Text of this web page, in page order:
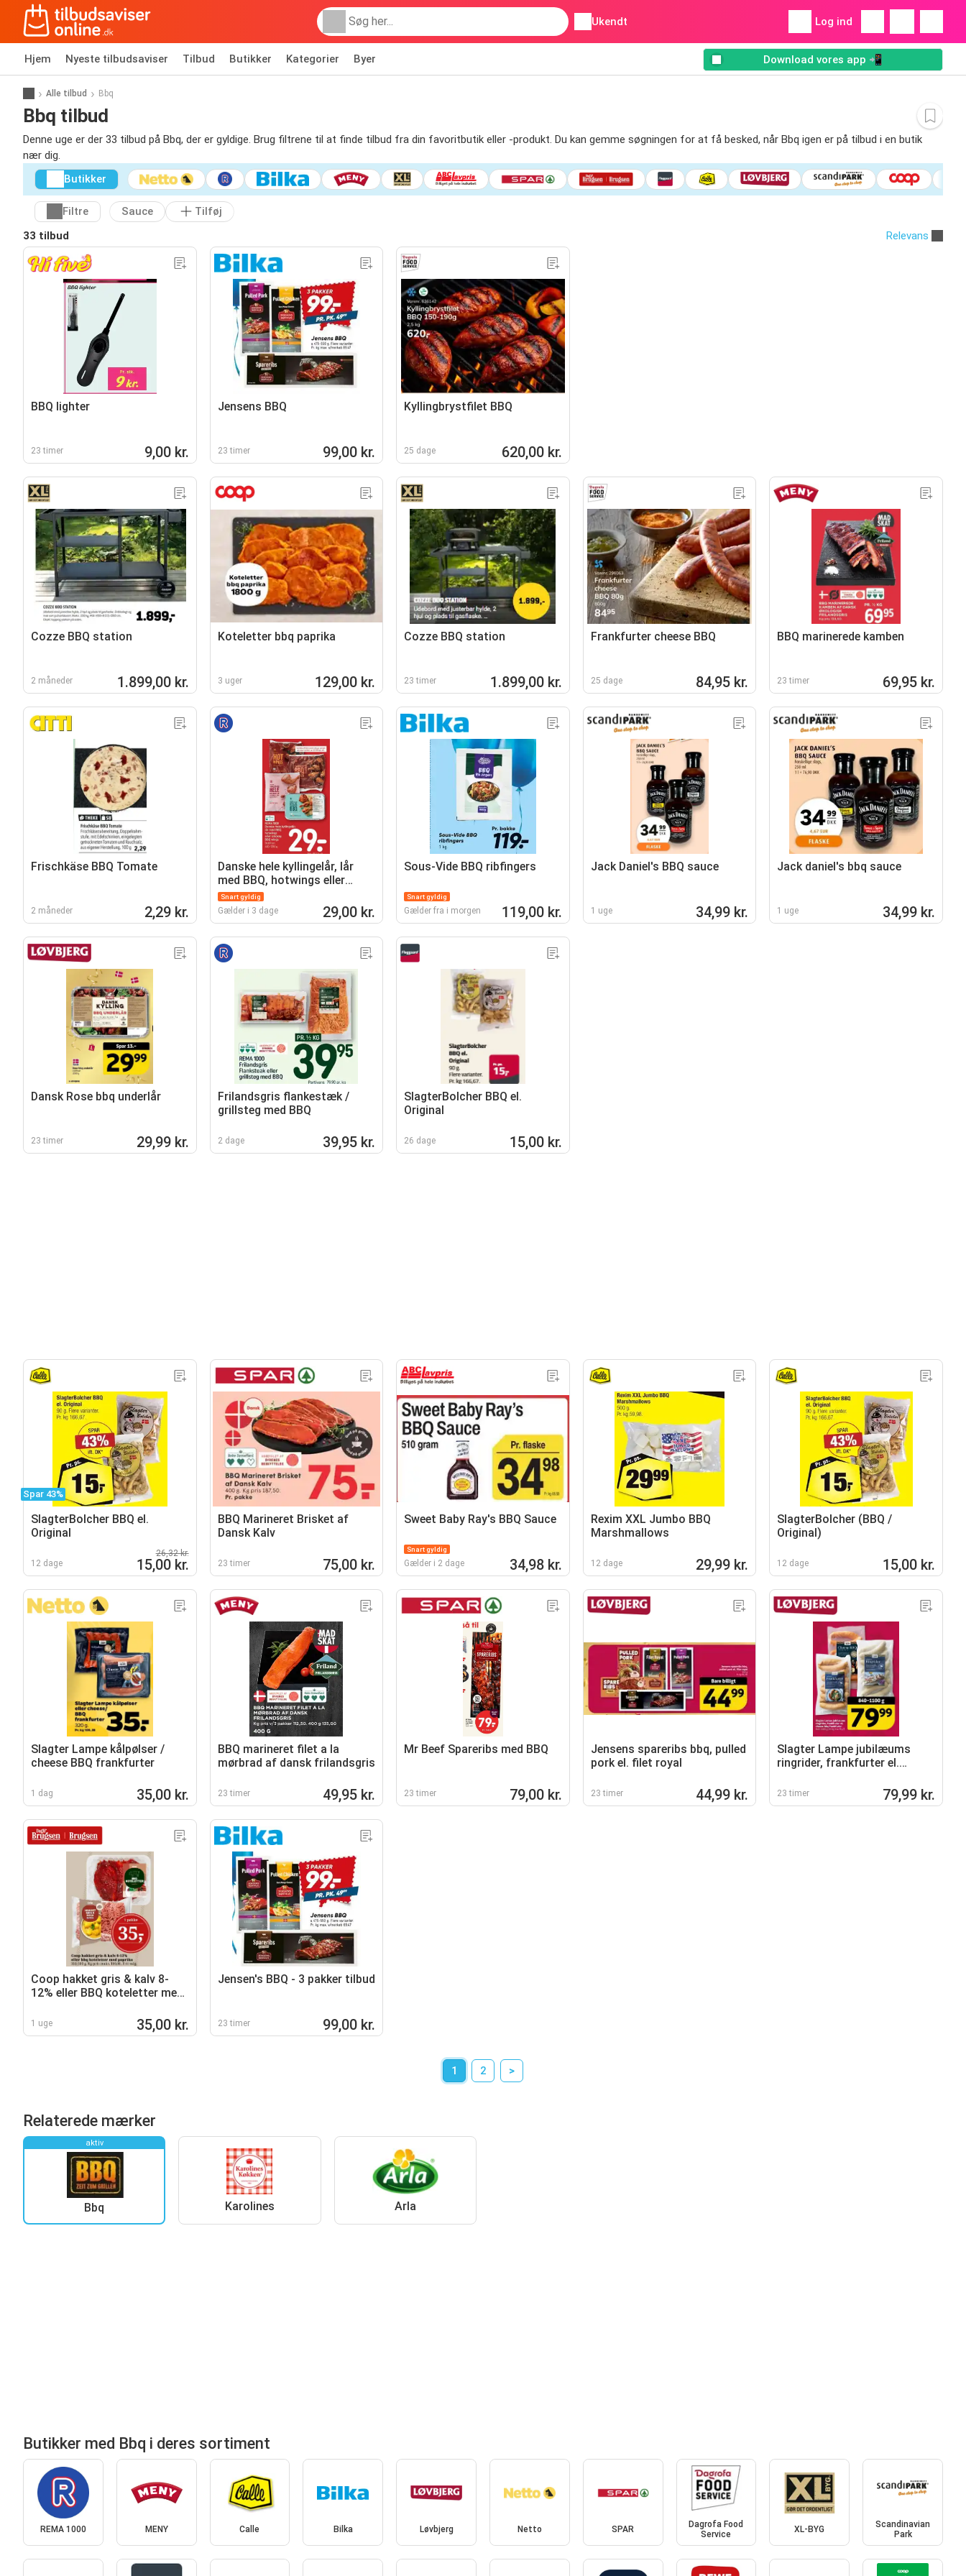
Ukendt Log ind
Hjem Nyeste tilbudsaviser Tilbud Butikker Kategorier Byer Download vores app 📲
Alle tilbud Bbq
Bbq tilbud
Denne uge er der 33 tilbud på Bbq, der er gyldige. Brug filtrene til at finde tilbud fra din favoritbutik eller -produkt. Du kan gemme søgningen for at få besked, når Bbq igen er på tilbud i en butik
nær dig.
Butikker
Filtre Sauce
Tilføj
33 tilbud
Relevans
BBQ lighter
23 timer 9,00 kr.
Jensens BBQ
23 timer 99,00 kr.
Kyllingbrystfilet BBQ
25 dage 620,00 kr.
Cozze BBQ station
2 måneder 1.899,00 kr.
Koteletter bbq paprika
3 uger 129,00 kr.
Cozze BBQ station
23 timer 1.899,00 kr.
Frankfurter cheese BBQ
25 dage 84,95 kr.
BBQ marinerede kamben
23 timer 69,95 kr.
Frischkäse BBQ Tomate
2 måneder 2,29 kr.
Danske hele kyllingelår, lår
med BBQ, hotwings eller
smokey BBQ wings
Snart gyldig
Gælder i 3 dage 29,00 kr.
Sous-Vide BBQ ribfingers
Snart gyldig
Gælder fra i morgen 119,00 kr.
Jack Daniel's BBQ sauce
1 uge 34,99 kr.
Jack daniel's bbq sauce
1 uge 34,99 kr.
Dansk Rose bbq underlår
23 timer 29,99 kr.
Frilandsgris flankestæk /
grillsteg med BBQ
2 dage 39,95 kr.
SlagterBolcher BBQ el.
Original
26 dage 15,00 kr.
Spar 43%
SlagterBolcher BBQ el.
Original
12 dage
26,32 kr.
15,00 kr.
BBQ Marineret Brisket af
Dansk Kalv
23 timer 75,00 kr.
Sweet Baby Ray's BBQ Sauce
Snart gyldig
Gælder i 2 dage 34,98 kr.
Rexim XXL Jumbo BBQ
Marshmallows
12 dage 29,99 kr.
SlagterBolcher (BBQ /
Original)
12 dage 15,00 kr.
Slagter Lampe kålpølser /
cheese BBQ frankfurter
1 dag 35,00 kr.
BBQ marineret filet a la
mørbrad af dansk frilandsgris
23 timer 49,95 kr.
Mr Beef Spareribs med BBQ
23 timer 79,00 kr.
Jensens spareribs bbq, pulled
pork el. filet royal
23 timer 44,99 kr.
Slagter Lampe jubilæums
ringrider, frankfurter el.
23 timer 79,99 kr.
Coop hakket gris & kalv 8-
12% eller BBQ koteletter med
1 uge 35,00 kr.
Jensen's BBQ - 3 pakker tilbud
23 timer 99,00 kr.
1 2 >
Relaterede mærker
aktiv
Bbq Karolines Arla
Butikker med Bbq i deres sortiment
REMA 1000 MENY Calle Bilka Løvbjerg Netto SPAR
Dagrofa Food
Service
XL-BYG
Scandinavian
Park